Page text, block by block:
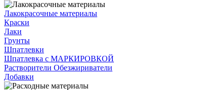
Лакокрасочные материалы
Краски
Лаки
Грунты
Шпатлевки
Шпатлевка с МАРКИРОВКОЙ
Растворители Обезжириватели
Добавки